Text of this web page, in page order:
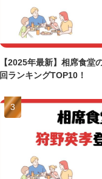
【2025年最新】相席食堂
回ランキングTOP10！